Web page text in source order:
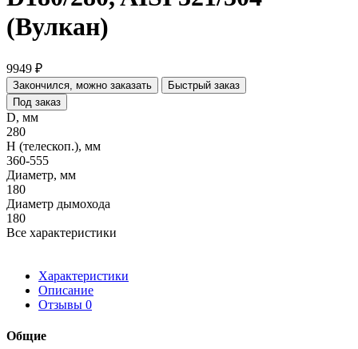
(Вулкан)
9949 ₽
Закончился, можно заказать
Быстрый заказ
Под заказ
D, мм
280
H (телескоп.), мм
360-555
Диаметр, мм
180
Диаметр дымохода
180
Все характеристики
Характеристики
Описание
Отзывы 0
Общие